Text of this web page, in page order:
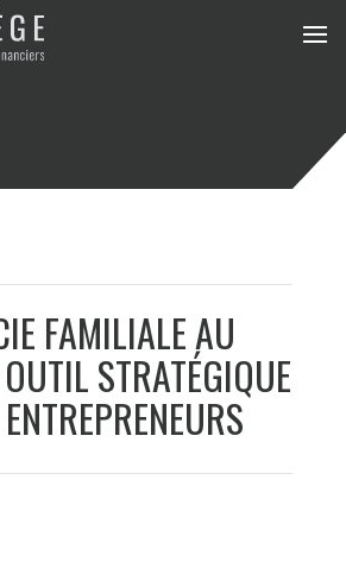
FAMILIALE AU
STRATÉGIQUE